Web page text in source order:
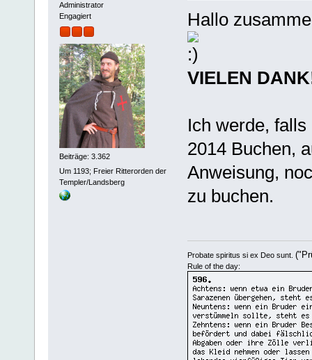
Administrator
Engagiert
Beiträge: 3.362
Um 1193; Freier Ritterorden der
Templer/Landsberg
Hallo
VIELEN
Ich werde,
2014 Buchen,
Anweisung,
zu buchen.
Probate spiritus si ex Deo sunt.
Rule of the day: